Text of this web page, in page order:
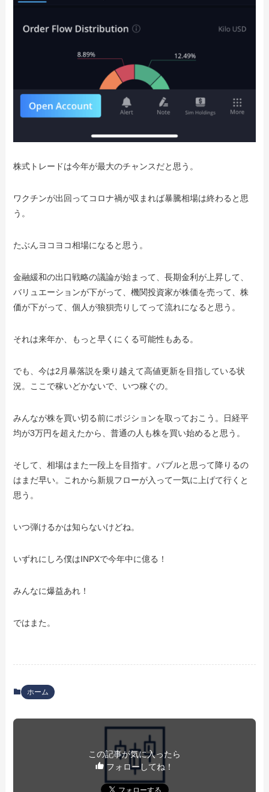
株式トレードは今年が最大のチャンスだと思う。
ワクチンが出回ってコロナ禍が収まれば暴騰相場は終わると思
う。
たぶんヨコヨコ相場になると思う。
金融緩和の出口戦略の議論が始まって、長期金利が上昇して、
バリュエーションが下がって、機関投資家が株価を売って、株
価が下がって、個人が狼狽売りしてって流れになると思う。
それは来年か、もっと早くにくる可能性もある。
でも、今は2月暴落説を乗り越えて高値更新を目指している状
況。ここで稼いどかないで、いつ稼ぐの。
みんなが株を買い切る前にポジションを取っておこう。日経平
均が3万円を超えたから、普通の人も株を買い始めると思う。
そして、相場はまた一段上を目指す。バブルと思って降りるの
はまだ早い。これから新規フローが入って一気に上げて行くと
思う。
いつ弾けるかは知らないけどね。
いずれにしろ僕はINPXで今年中に億る！
みんなに爆益あれ！
ではまた。
ホーム
この記事が気に入ったら
フォローしてね！